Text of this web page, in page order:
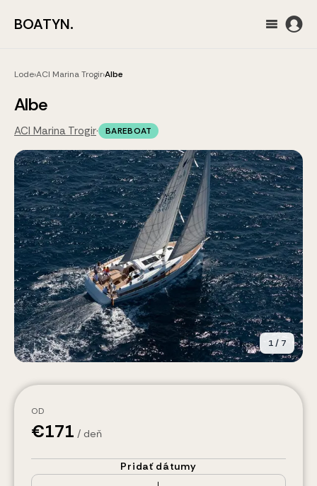
BOATYN.
Lode›ACI Marina Trogir›Albe
Albe
ACI Marina Trogir· BAREBOAT
1/ 7
OD
€171 / deň
Pridať dátumy